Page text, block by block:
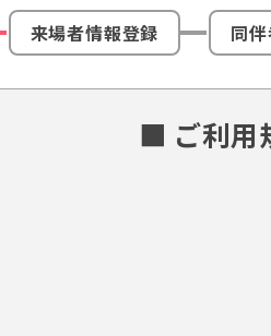
来場者情報登録 同
■ ご利用